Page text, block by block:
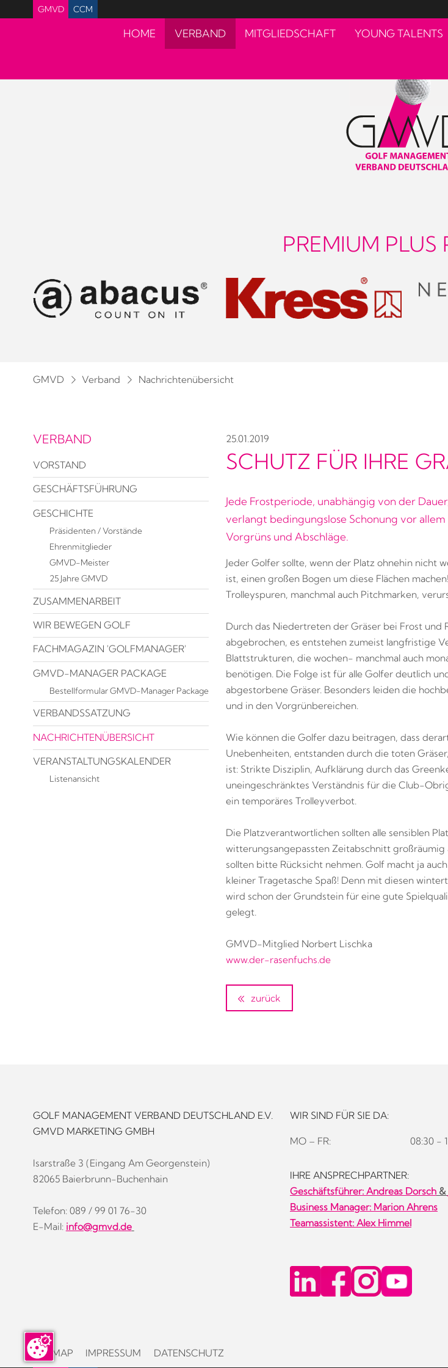
GMVD CCM
HOME VERBAND MITGLIEDSCHAFT YOUNG TALENTS
PREMIUM PLUS
GMVD Verband Nachrichtenübersicht
25.01.2019
SCHUTZ FÜR IHRE
Jede Frostperiode, unabhängig von der
verlangt bedingungslose Schonung vor
Vorgrüns und Abschläge.
Jeder Golfer sollte, wenn der Platz ohnehin nicht
ist, einen großen Bogen um diese Flächen
Trolleyspuren, manchmal auch Pitchmarken,
Durch das Niedertreten der Gräser bei Frost und
abgebrochen, es entstehen zumeist langfristige
Blattstrukturen, die wochen- manchmal auch
benötigen. Die Folge ist für alle Golfer deutlich
abgestorbene Gräser. Besonders leiden die
und in den Vorgrünbereichen.
Wie können die Golfer dazu beitragen, dass
Unebenheiten, entstanden durch die toten
ist: Strikte Disziplin, Aufklärung durch das
uneingeschränktes Verständnis für die Club-
ein temporäres Trolleyverbot.
Die Platzverantwortlichen sollten alle sensiblen
witterungsangepassten Zeitabschnitt
sollten bitte Rücksicht nehmen. Golf macht ja
kleiner Tragetasche Spaß! Denn mit diesen
wird schon der Grundstein für eine gute
gelegt.
GMVD-Mitglied Norbert Lischka
www.der-rasenfuchs.de
zurück
VERBAND
VORSTAND
GESCHÄFTSFÜHRUNG
GESCHICHTE
Präsidenten / Vorstände
Ehrenmitglieder
GMVD-Meister
25 Jahre GMVD
ZUSAMMENARBEIT
WIR BEWEGEN GOLF
FACHMAGAZIN 'GOLFMANAGER'
GMVD-MANAGER PACKAGE
Bestellformular GMVD-Manager Package
VERBANDSSATZUNG
NACHRICHTENÜBERSICHT
VERANSTALTUNGSKALENDER
Listenansicht
GOLF MANAGEMENT VERBAND DEUTSCHLAND E.V.
GMVD MARKETING GMBH
Isarstraße 3 (Eingang Am Georgenstein)
82065 Baierbrunn-Buchenhain
Telefon: 089 / 99 01 76-30
E-Mail: info@gmvd.de
WIR SIND FÜR SIE DA:
MO – FR: 08:30 -
IHRE ANSPRECHPARTNER:
Geschäftsführer: Andreas Dorsch &
Business Manager: Marion Ahrens
Teamassistent: Alex Himmel
SITEMAP IMPRESSUM DATENSCHUTZ